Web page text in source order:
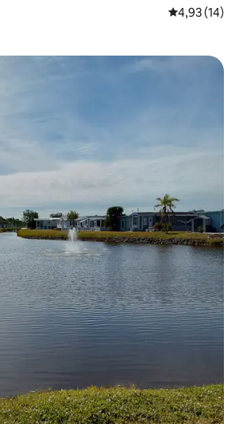
4,93 ud af 5
4,93 (14)